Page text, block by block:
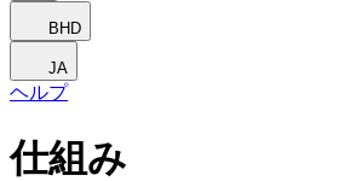
BHD
JA
ヘルプ
仕組み